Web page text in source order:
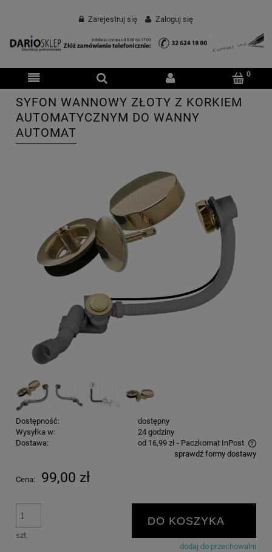
Zarejestruj się Zaloguj się
SYFON WANNOWY ZŁOTY Z KORKIEM
AUTOMATYCZNYM DO WANNY
AUTOMAT
Dostępność:
dostępny
Wysyłka w:
24 godziny
Dostawa:
od 16,99 zł - Paczkomat InPost
Cena nie zawiera ewentualnych kosztów płatnościsprawdź formy dostawy
Cena: 99,00 zł
szt.
DO KOSZYKA
dodaj do przechowalni